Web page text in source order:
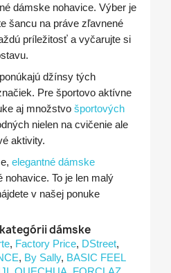
dámske nohavice. Výber je
šancu na práve zľavnené
príležitosť a vyčarujte si
džínsy tých
Pre športovo aktívne
aj množstvo športových
nielen na cvičenie ale
aktivity.
elegantné dámske
nohavice. To je len malý
v našej ponuke
dámske
, Factory Price, DStreet,
, By Sally, BASIC FEEL